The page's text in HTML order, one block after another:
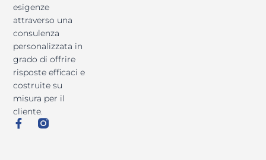
esigenze
attraverso una
consulenza
personalizzata in
grado di offrire
risposte efficaci e
costruite su
misura per il
cliente.
F
a